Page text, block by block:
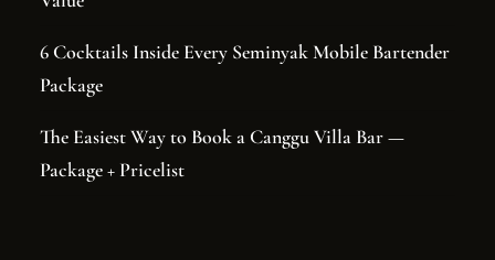
6 Cocktails Inside Every Seminyak Mobile Bartender
Package
The Easiest Way to Book a Canggu Villa Bar —
Package + Pricelist